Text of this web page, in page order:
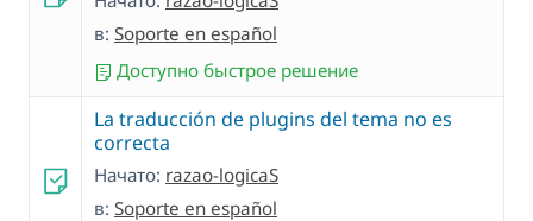
в: Soporte en español
Доступно быстрое решение
La traducción de plugins del tema no es
correcta
Начато: razao-logicaS
в: Soporte en español